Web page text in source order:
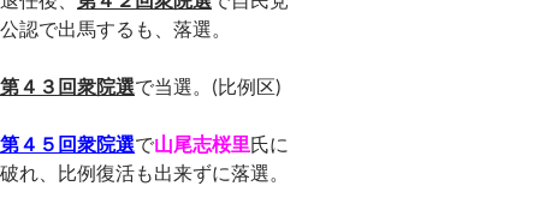
公認で出馬するも、落選。
第４３回衆院選で当選。(比例区)
第４５回衆院選で山尾志桜里氏に
破れ、比例復活も出来ずに落選。